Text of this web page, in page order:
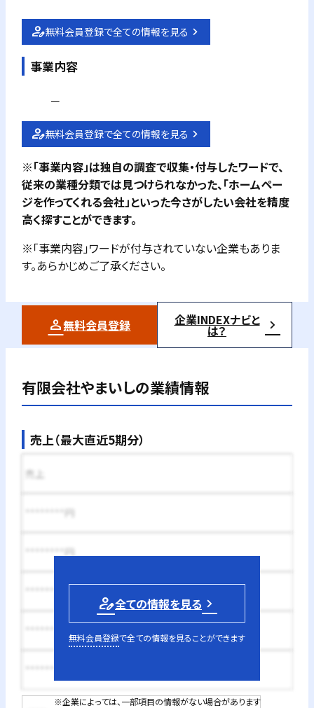
無料会員登録で全ての情報を見る
事業内容
－
無料会員登録で全ての情報を見る
※「事業内容」は独自の調査で収集・付与したワードで、
従来の業種分類では見つけられなかった、「ホームペー
ジを作ってくれる会社」といった今さがしたい会社を精度
高く探すことができます。
※「事業内容」ワードが付与されていない企業もありま
す。あらかじめご了承ください。
無料会員登録 企業INDEXナビと
は？
有限会社やまいしの業績情報
売上（最大直近5期分）
売上
********円
********円
********円
person_edit全ての情報を見る
無料会員登録で全ての情報を見ることができます
※企業によっては、一部項目の情報がない場合があります